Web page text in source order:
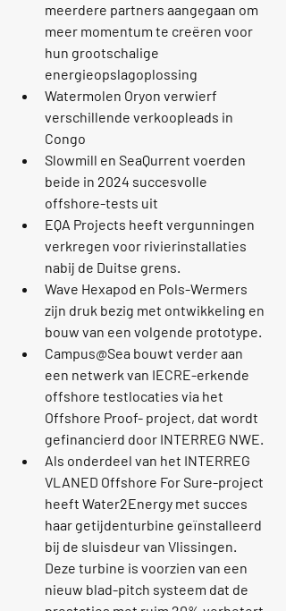
meerdere partners aangegaan om
meer momentum te creëren voor
hun grootschalige
energieopslagoplossing
Watermolen Oryon verwierf
verschillende verkoopleads in
Congo
Slowmill en SeaQurrent voerden
beide in 2024 succesvolle
offshore-tests uit
EQA Projects heeft vergunningen
verkregen voor rivierinstallaties
nabij de Duitse grens.
Wave Hexapod en Pols-Wermers
zijn druk bezig met ontwikkeling en
bouw van een volgende prototype.
Campus@Sea bouwt verder aan
een netwerk van IECRE-erkende
offshore testlocaties via het
Offshore Proof- project, dat wordt
gefinancierd door INTERREG NWE.
Als onderdeel van het INTERREG
VLANED Offshore For Sure-project
heeft Water2Energy met succes
haar getijdenturbine geïnstalleerd
bij de sluisdeur van Vlissingen.
Deze turbine is voorzien van een
nieuw blad-pitch systeem dat de